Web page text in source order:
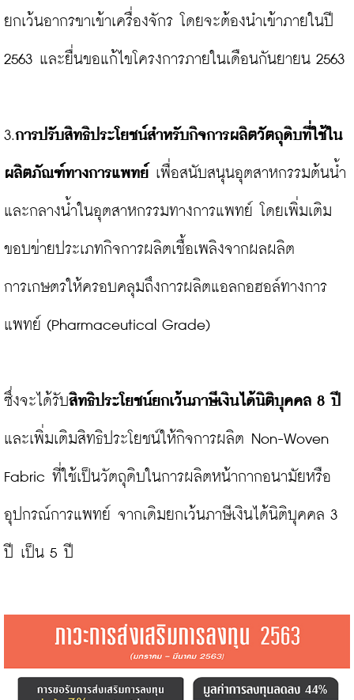
ยกเว้นอากรขาเข้าเครื่องจักร โดยจะต้องนำเข้าภายในปี
2563 และยื่นขอแก้ไขโครงการภายในเดือนกันยายน 2563
3.การปรับสิทธิประโยชน์สำหรับกิจการผลิตวัตถุดิบที่ใช้ใน
ผลิตภัณฑ์ทางการแพทย์ เพื่อสนับสนุนอุตสาหกรรมต้นน้ำ
และกลางน้ำในอุตสาหกรรมทางการแพทย์ โดยเพิ่มเติม
ขอบข่ายประเภทกิจการผลิตเชื้อเพลิงจากผลผลิต
การเกษตรให้ครอบคลุมถึงการผลิตแอลกอฮอล์ทางการ
แพทย์ (Pharmaceutical Grade)
ซึ่งจะได้รับสิทธิประโยชน์ยกเว้นภาษีเงินได้นิติบุคคล 8 ปี
และเพิ่มเติมสิทธิประโยชน์ให้กิจการผลิต Non-Woven
Fabric ที่ใช้เป็นวัตถุดิบในการผลิตหน้ากากอนามัยหรือ
อุปกรณ์การแพทย์ จากเดิมยกเว้นภาษีเงินได้นิติบุคคล 3
ปี เป็น 5 ปี